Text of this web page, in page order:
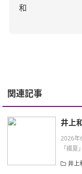
和
関連記事
井上
2026年
「綴
井上